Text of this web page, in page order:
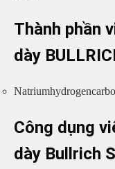
Thành phần
dày
Công dụng
dày Bullrich